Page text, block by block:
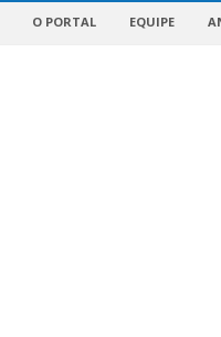
O PORTAL EQUIPE